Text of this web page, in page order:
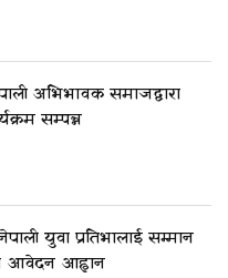
अभिभावक समाजद्वारा
सम्पन्न
युवा प्रतिभालाई सम्मान
आवेदन आह्वान